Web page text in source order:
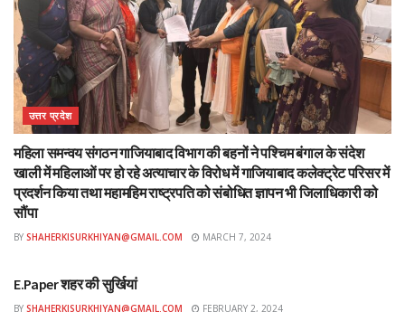
उत्तर प्रदेश
महिला समन्वय संगठन गाजियाबाद विभाग की बहनों ने पश्चिम बंगाल के संदेश
खाली में महिलाओं पर हो रहे अत्याचार के विरोध में गाजियाबाद कलेक्ट्रेट परिसर में
प्रदर्शन किया तथा महामहिम राष्ट्रपति को संबोधित ज्ञापन भी जिलाधिकारी को
सौंपा
BY SHAHERKISURKHIYAN@GMAIL.COM MARCH 7, 2024
E.Paper शहर की सुर्खियां
BY SHAHERKISURKHIYAN@GMAIL.COM FEBRUARY 2, 2024